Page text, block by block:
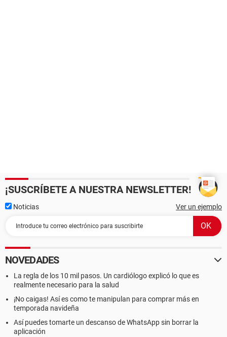
¡SUSCRÍBETE A NUESTRA NEWSLETTER!
Noticias Ver un ejemplo
NOVEDADES
La regla de los 10 mil pasos. Un cardiólogo explicó lo que es
realmente necesario para la salud
¡No caigas! Así es como te manipulan para comprar más en
temporada navideña
Así puedes tomarte un descanso de WhatsApp sin borrar la
aplicación